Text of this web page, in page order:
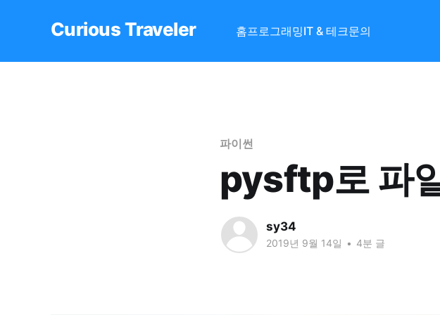
Curious Traveler 홈프로그래밍IT & 테크문의
파이썬
pysftp로 파
sy34
2019년 9월 14일 • 4분 글